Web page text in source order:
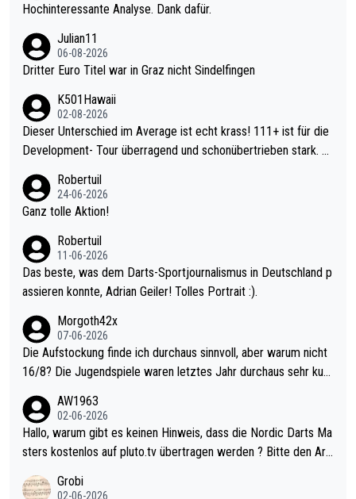
Hochinteressante Analyse. Dank dafür.
Julian11
06-08-2026
Dritter Euro Titel war in Graz nicht Sindelfingen
K501Hawaii
02-08-2026
Dieser Unterschied im Average ist echt krass! 111+ ist für die
Development- Tour überragend und schonübertrieben stark. U
mal 40+ erst recht. Da gewinnst keinen Blumentopf - ist ja noc
h krasser wie ein Pokalspiel eines Kreisligisten vs einem Bund
Robertuil
24-06-2026
Ganz tolle Aktion!
Robertuil
11-06-2026
Das beste, was dem Darts-Sportjournalismus in Deutschland p
assieren konnte, Adrian Geiler! Tolles Portrait :).
Morgoth42x
07-06-2026
Die Aufstockung finde ich durchaus sinnvoll, aber warum nicht
16/8? Die Jugendspiele waren letztes Jahr durchaus sehr kurz
Allerdings ist Mitchell Lawrie als Nummer 1 der Welt eh qualifi
ziert. Somit ändert die automatische Qualifikation des Weltmei
sters erstmal nichts. Ich denke sie wollen damit für nächstes J
ohl wenig WDF Turniere spielen. Dies war bei Archie Self letzt
AW1963
02-06-2026
Hallo, warum gibt es keinen Hinweis, dass die Nordic Darts Ma
sters kostenlos auf pluto.tv übertragen werden ? Bitte den Arti
Grobi
02-06-2026